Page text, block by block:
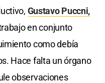
Gustavo Puccni,
en conjunto
como debía
Hace falta un órgano
observaciones